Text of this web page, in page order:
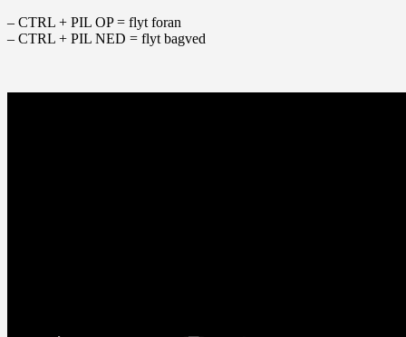
– CTRL + PIL OP = flyt foran
– CTRL + PIL NED = flyt bagved